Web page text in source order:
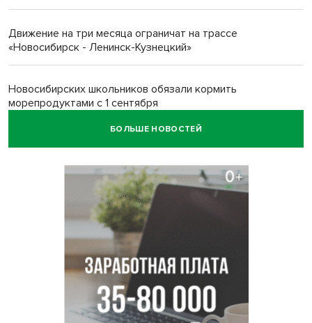
Движение на три месяца ограничат на трассе
«Новосибирск - Ленинск-Кузнецкий»
Новосибирских школьников обязали кормить
морепродуктами с 1 сентября
БОЛЬШЕ НОВОСТЕЙ